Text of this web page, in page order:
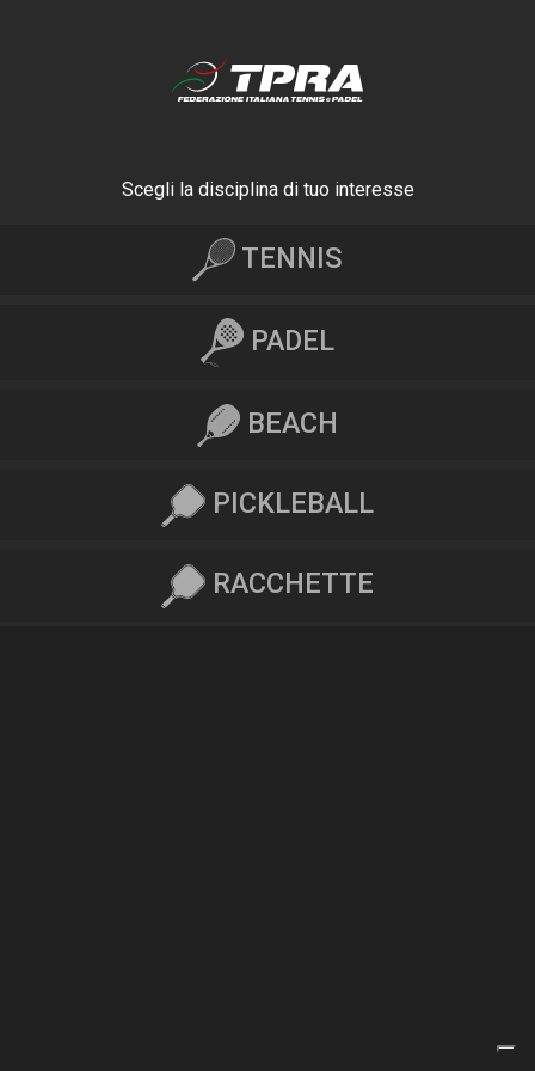
Scegli la disciplina di tuo interesse
TENNIS
PADEL
BEACH
PICKLEBALL
RACCHETTE